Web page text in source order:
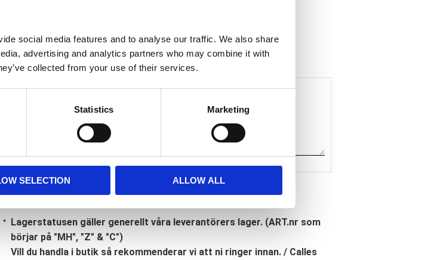
social media features and to analyse our traffic. We also share
advertising and analytics partners who may combine it with
collected from your use of their services.
Statistics Marketing
SELECTION ALLOW ALL
c
b
o
Lagerstatusen gäller generellt våra leverantörers lager. (ART.nr som
börjar på "MH", "Z" & "C")
Vill du handla i butik så rekommenderar vi att ni ringer innan. / Calles